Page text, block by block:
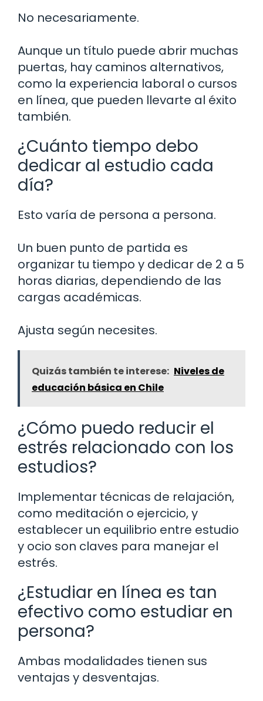
No necesariamente.
Aunque un título puede abrir muchas
puertas, hay caminos alternativos,
como la experiencia laboral o cursos
en línea, que pueden llevarte al éxito
también.
¿Cuánto tiempo debo
dedicar al estudio cada
día?
Esto varía de persona a persona.
Un buen punto de partida es
organizar tu tiempo y dedicar de 2 a 5
horas diarias, dependiendo de las
cargas académicas.
Ajusta según necesites.
Quizás también te interese: Niveles de
educación básica en Chile
¿Cómo puedo reducir el
estrés relacionado con los
estudios?
Implementar técnicas de relajación,
como meditación o ejercicio, y
establecer un equilibrio entre estudio
y ocio son claves para manejar el
estrés.
¿Estudiar en línea es tan
efectivo como estudiar en
persona?
Ambas modalidades tienen sus
ventajas y desventajas.